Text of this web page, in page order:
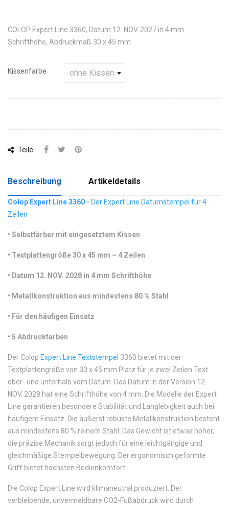
COLOP Expert Line 3360, Datum 12. NOV. 2027 in 4 mm
Schrifthöhe, Abdruckmaß 30 x 45 mm
Kissenfarbe
Teile:
Beschreibung Artikeldetails
Colop Expert Line 3360 - Der Expert Line Datumstempel für 4
Zeilen
• Selbstfärber mit eingesetztem Kissen
• Textplattengröße 30 x 45 mm – 4 Zeilen
• Datum 12. NOV. 2028 in 4 mm Schrifthöhe
• Metallkonstruktion aus mindestens 80 % Stahl
• Für den häufigen Einsatz
• 5 Abdruckfarben
Der Colop Expert Line Textstempel 3360 bietet mit der
Textplattengröße von 30 x 45 mm Platz für je zwei Zeilen Text
ober- und unterhalb vom Datum. Das Datum in der Version 12.
NOV. 2028 hat eine Schrifthöhe von 4 mm. Die Modelle der Expert
Line garantieren besondere Stabilität und Langlebigkeit auch bei
häufigem Einsatz. Die äußerst robuste Metallkonstruktion besteht
aus mindestens 80 % reinem Stahl. Das Gewicht ist etwas höher,
die präzise Mechanik sorgt jedoch für eine leichtgängige und
gleichmäßige Stempelbewegung. Der ergonomisch geformte
Griff bietet höchsten Bedienkomfort.
Die Colop Expert Line wird klimaneutral produziert. Der
verbleibende, unvermeidbare CO2-Fußabdruck wird durch